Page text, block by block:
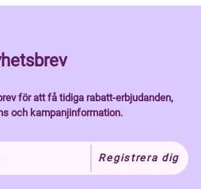
för att få tidiga rabatt-erbjudanden,
och kampanjinformation.
Registrera dig